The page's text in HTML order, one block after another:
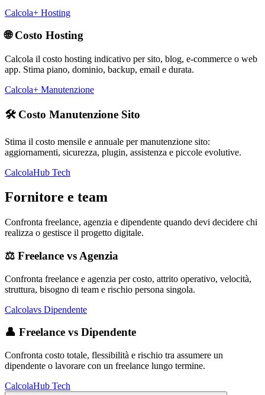
Calcola+ Hosting
🌐 Costo Hosting
Calcola il costo hosting indicativo per sito, blog, e-commerce o web
app. Stima piano, dominio, backup, email e durata.
Calcola+ Manutenzione
🛠️ Costo Manutenzione Sito
Stima il costo mensile e annuale per manutenzione sito:
aggiornamenti, sicurezza, plugin, assistenza e piccole evolutive.
CalcolaHub Tech
Fornitore e team
Confronta freelance, agenzia e dipendente quando devi decidere chi
realizza o gestisce il progetto digitale.
⚖️ Freelance vs Agenzia
Confronta freelance e agenzia per costo, attrito operativo, velocità,
struttura, bisogno di team e rischio persona singola.
Calcolavs Dipendente
👤 Freelance vs Dipendente
Confronta costo totale, flessibilità e rischio tra assumere un
dipendente o lavorare con un freelance lungo termine.
CalcolaHub Tech